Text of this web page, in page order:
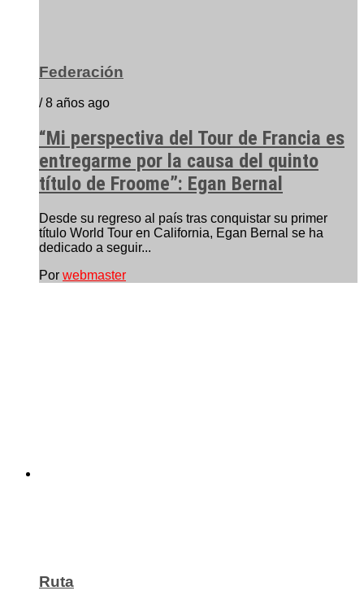
Federación
/ 8 años ago
“Mi perspectiva del Tour de Francia es
entregarme por la causa del quinto
título de Froome”: Egan Bernal
Desde su regreso al país tras conquistar su primer
título World Tour en California, Egan Bernal se ha
dedicado a seguir...
Por webmaster
Ruta